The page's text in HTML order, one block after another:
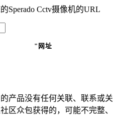
Sperado Cctv摄像机的URL
"网址
的产品没有任何关联、联系或关
区众包获得的，可能不完整、